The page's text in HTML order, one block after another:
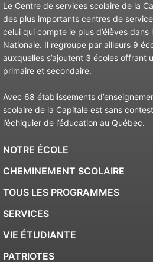
Le Centre de services scolaire de la
des plus importants centres de
celui qui compte le plus d’élèves
Nationale. Il regroupe par ailleurs 9
auxquelles s’ajoutent 3 écoles offrant
primaire et secondaire.
Avec 68 établissements
scolaire de la Capitale est sans
l’échiquier de l’éducation au Québec.
NOTRE ÉCOLE
CHEMINEMENT SCOLAIRE
TOUS LES PROGRAMMES
SERVICES
VIE ÉTUDIANTE
PATRIOTES